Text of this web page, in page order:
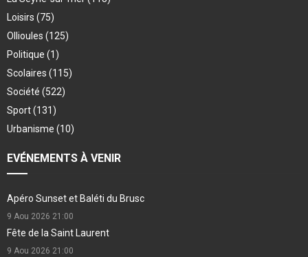
Loisirs (75)
Ollioules (125)
Politique (1)
Scolaires (115)
Société (522)
Sport(131)
Urbanisme (10)
EVÉNEMENTS À VENIR
Apéro Sunset et Baléti du Brusc
9 Aou 2026 21:00
Fête de la Saint Laurent
9 Aou 2026 21:00